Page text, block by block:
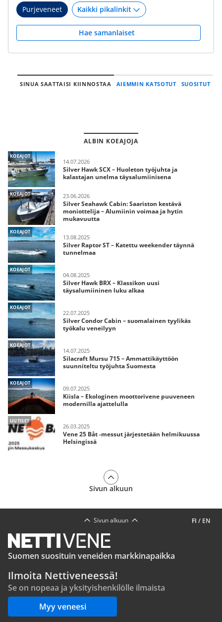
Purjeveneet
Hae samanlaiset
SINUA SAATTAISI KIINNOSTAA AIEMMIN KATSOTUT SUOSITUT
ALBIN KOEAJOJA
KOEAJOT
14.07.2026
Silver Hawk SCX – Huoleton työjuhta ja
kalastajan unelma täysalumiinisena
KOEAJOT 23.06.2026
Silver Seahawk Cabin: Saariston kestävä
moniottelija – Alumiinin voimaa ja hytin
mukavuutta
KOEAJOT
13.08.2025
Silver Raptor ST – Katettu weekender täynnä
tunnelmaa
KOEAJOT
04.08.2025
Silver Hawk BRX – Klassikon uusi
täysalumiininen luku alkaa
KOEAJOT
22.07.2025
Silver Condor Cabin – suomalainen tyylikäs
työkalu veneilyyn
KOEAJOT
14.07.2025
Silacraft Mursu 715 – Ammattikäyttöön
suunniteltu työjuhta Suomesta
KOEAJOT
09.07.2025
Kiisla – Ekologinen moottorivene puuveneen
modernilla ajattelulla
UUTISET
26.03.2025
Vene 25 Båt -messut järjestetään helmikuussa
Helsingissä
Sivun alkuun
FI / EN
Sivun alkuun
Suomen suosituin veneiden markkinapaikka
Ilmoita Nettiveneessä!
Se on nopeaa ja yksityishenkilölle ilmaista
Myy veneesi